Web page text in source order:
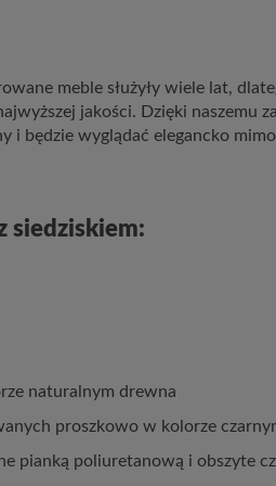
meble służyły wiele lat,
jakości. Dzięki naszemu
i będzie wyglądać elegancko
siedziskiem:
naturalnym drewna
proszkowo w kolorze
pianką poliuretanową i obszyte